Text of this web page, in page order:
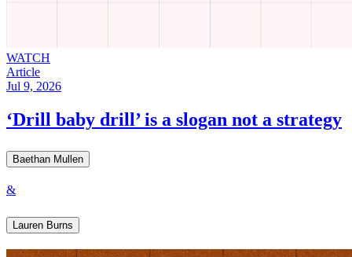
WATCH
Article
Jul 9, 2026
‘Drill baby drill’ is a slogan not a strategy​​​​‌ ‍ ​‍​‍‌‍ ‌ ​‍‌‍‍‌‌‍‌ ‌‍‍‌‌‍ ‍​‍​‍​ ‍‍​‍​‍‌ ​ ‌‍​‌‌‍ ‍‌‍‍‌‌ ‌​‌ ‍‌​‍ ‍‌‍‍‌‌‍ ​‍​‍​‍ ​​‍​‍‌‍‍​‌ ​‍‌‍‌‌‌‍‌‍​‍​‍​ ‍‍​‍​‍‌‍‍​‌ ‌​‌ ‌​‌ ​​​ ‍‍​‍ ​‍ ‌‍ ​‌‍ ‌‍​ ‌‍​‌‌‍ ​‌‍‍​‌‍ ‌ ​ ‌ ‌​​ ‍‍​ ​ ​ ​ ​ ​ ​ ​ ​‍ ‌‍‍‌‌‍ ‍‌ ‌​‌‍‌‌‌‍ ‍‌ ‌​​‍ ‌‍‌‌‌‍‌​‌‍‍‌‌ ‌​​‍ ‌‍ ‌‌‍ ‌‍‌​‌‍‌‌​ ‌‌ ​​‌ ​‍‌‍‌‌‌ ​ ‌‍‌‌‌‍ ‍‌ ‌​‌‍​‌‌ ‌​‌‍‍‌‌‍ ‌‍ ‍​ ‍ ‌‍‍‌‌‍‌​​ ‌‌‍​‍‌‍‌‌‌‍‌​‌‍​‍‌‍​‌​ ‌​‌‍​ ​ ​‌​‍ ‌​ ​​​ ​‍​ ‌​‌‍​‌​‍ ‌​ ‌​​ ‌‌​ ‍​​ ‌ ​‍ ‌​ ‍‌​ ​‍​ ​​‌‍‌​​‍ ‌​ ​‌​ ​‌​ ‍‌​ ‌ ​ ‌‌‌‍​ ‌‍​‌​ ​ ​ ‌​​ ‌​​ ​​​ ‌‍​ ‍ ‌ ‌​‌ ‍‌‌ ​​‌‍‌‌​ ‌‌‍ ‍‌‍‌‌‌ ‌ ‌ ​ ​ ‍ ‌ ​​‌‍​‌‌ ‌​‌‍‍​​ ‌‌ ‌​‌‍‍‌‌ ‌​‌‍ ​‌‍‌‌​ ‌‍​‍‌‍​‌‌ ​ ‌‍‌‌‌‌‌‌‌ ​‍‌‍ ​​ ‌‌‍‍​‌ ‌​‌ ‌​‌ ​​​‍‌‌​ ​ ‌​​‌​‍‌‌​ ​‍‌​‌‍​‍‌‌​ ​‍‌​‌‍‌‍ ​‌‍ ‌‍​ ‌‍​‌‌‍ ​‌‍‍​‌‍ ‌ ​ ‌ ‌​​‍‌‌​ ​ ‌​​‌​ ​ ​ ​ ​ ​ ​ ​ ​‍‌‍‌‍‍‌‌‍‌​​ ‌‌‍​‍‌‍‌‌‌‍‌​‌‍​‍‌‍​‌​ ‌​‌‍​ ​ ​‌​‍ ‌​ ​​​ ​‍​ ‌​‌‍​‌​‍ ‌​ ‌​​ ‌‌​ ‍​​ ‌ ​‍ ‌​ ‍‌​ ​‍​ ​​‌‍‌​​‍ ‌​ ​‌​ ​‌​ ‍‌​ ‌ ​ ‌‌‌‍​ ‌‍​‌​ ​ ​ ‌​​ ‌​​ ​​​ ‌‍​‍‌‍‌ ‌​‌ ‍‌‌ ​​‌‍‌‌​ ‌‌‍ ‍‌‍‌‌‌ ‌ ‌ ​ ​‍‌‍‌ ​​‌‍​‌‌ ‌​‌‍‍​​ ‌‌ ‌​‌‍‍‌‌ ‌​‌‍ ​‌‍‌‌​‍‌‍‌ ​​‌‍‌‌‌ ​‍‌ ​ ‌ ​​‌‍‌‌‌‍​ ‌ ‌​‌‍‍‌‌ ‌‍‌‍‌‌​ ‌‌ ​​‌ ‌‌‌‍​‍‌‍ ​‌‍‍‌‌ ​ ‌‍‍​‌‍‌‌‌‍‌​​‍​‍‌ ‌
Baethan Mullen​​​​‌ ‍ ​‍​‍‌‍ ‌ ​‍‌‍‍‌‌‍‌ ‌‍‍‌‌‍ ‍​‍​‍​ ‍‍​‍​‍‌ ​ ‌‍​‌‌‍ ‍‌‍‍‌‌ ‌​‌ ‍‌​‍ ‍‌‍‍‌‌‍ ​‍​‍​‍ ​​‍​‍‌‍‍​‌ ​‍‌‍‌‌‌‍‌‍​‍​‍​ ‍‍​‍​‍‌‍‍​‌ ‌​‌ ‌​‌ ​​​ ‍‍​‍ ​‍ ‌‍ ​‌‍ ‌‍​ ‌‍​‌‌‍ ​‌‍‍​‌‍ ‌ ​ ‌ ‌​​ ‍‍​ ​ ​ ​ ​ ​ ​ ​ ​‍ ‌‍‍‌‌‍ ‍‌ ‌​‌‍‌‌‌‍ ‍‌ ‌​​‍ ‌‍‌‌‌‍‌​‌‍‍‌‌ ‌​​‍ ‌‍ ‌‌‍ ‌‍‌​‌‍‌‌​ ‌‌ ​​‌ ​‍‌‍‌‌‌ ​ ‌‍‌‌‌‍ ‍‌ ‌​‌‍​‌‌ ‌​‌‍‍‌‌‍ ‌‍ ‍​ ‍ ‌‍‍‌‌‍‌​​ ‌​ ​‍‌‍​‍​ ‌​​ ​‌​ ​‍‌‍​‍‌‍​‌‌‍​‌​‍ ‌​ ‍​​ ​​​ ‍‌​ ​‍​‍ ‌​ ‌​‌‍​‍​ ‍​​ ‌ ​‍ ‌‌‍​‍‌‍‌​‌‍‌‌​ ‌‌​‍ ‌​ ​ ‌‍‌​‌‍​‌​ ‌​​ ‌‌​ ​‍​ ‍​​ ‍‌​ ‍‌​ ​ ​ ​ ​ ‍‌​ ‍ ‌ ‌​‌ ‍‌‌ ​​‌‍‌‌​ ‌‌‍​‌‌ ‌‌‌ ‌​‌‍‍​‌‍ ‌ ​‍​ ‍ ‌ ​​‌‍​‌‌ ‌​‌‍‍​​ ‌‌‍ ‍‌‍​‌‌‍ ‌‌‍‌‌​ ‌‍​‍‌‍​‌‌ ​ ‌‍‌‌‌‌‌‌‌ ​‍‌‍ ​​ ‌‌‍‍​‌ ‌​‌ ‌​‌ ​​​‍‌‌​ ​ ‌​​‌​‍‌‌​ ​‍‌​‌‍​‍‌‌​ ​‍‌​‌‍‌‍ ​‌‍ ‌‍​ ‌‍​‌‌‍ ​‌‍‍​‌‍ ‌ ​ ‌ ‌​​‍‌‌​ ​ ‌​​‌​ ​ ​ ​ ​ ​ ​ ​ ​‍‌‍‌‍‍‌‌‍‌​​ ‌​ ​‍‌‍​‍​ ‌​​ ​‌​ ​‍‌‍​‍‌‍​‌‌‍​‌​‍ ‌​ ‍​​ ​​​ ‍‌​ ​‍​‍ ‌​ ‌​‌‍​‍​ ‍​​ ‌ ​‍ ‌‌‍​‍‌‍‌​‌‍‌‌​ ‌‌​‍ ‌​ ​ ‌‍‌​‌‍​‌​ ‌​​ ‌‌​ ​‍​ ‍​​ ‍‌​ ‍‌​ ​ ​ ​ ​ ‍‌​‍‌‍‌ ‌​‌ ‍‌‌ ​​‌‍‌‌​ ‌‌‍​‌‌ ‌‌‌ ‌​‌‍‍​‌‍ ‌ ​‍​‍‌‍‌ ​​‌‍​‌‌ ‌​‌‍‍​​ ‌‌‍ ‍‌‍​‌‌‍ ‌‌‍‌‌​‍‌‍‌ ​​‌‍‌‌‌ ​‍‌ ​ ‌ ​​‌‍‌‌‌‍​ ‌ ‌​‌‍‍‌‌ ‌‍‌‍‌‌​ ‌‌ ​​‌ ‌‌‌‍​‍‌‍ ​‌‍‍‌‌ ​ ‌‍‍​‌‍‌‌‌‍‌​​‍​‍‌ ‌
&
Lauren Burns​​​​‌ ‍ ​‍​‍‌‍ ‌ ​‍‌‍‍‌‌‍‌ ‌‍‍‌‌‍ ‍​‍​‍​ ‍‍​‍​‍‌ ​ ‌‍​‌‌‍ ‍‌‍‍‌‌ ‌​‌ ‍‌​‍ ‍‌‍‍‌‌‍ ​‍​‍​‍ ​​‍​‍‌‍‍​‌ ​‍‌‍‌‌‌‍‌‍​‍​‍​ ‍‍​‍​‍‌‍‍​‌ ‌​‌ ‌​‌ ​​​ ‍‍​‍ ​‍ ‌‍ ​‌‍ ‌‍​ ‌‍​‌‌‍ ​‌‍‍​‌‍ ‌ ​ ‌ ‌​​ ‍‍​ ​ ​ ​ ​ ​ ​ ​ ​‍ ‌‍‍‌‌‍ ‍‌ ‌​‌‍‌‌‌‍ ‍‌ ‌​​‍ ‌‍‌‌‌‍‌​‌‍‍‌‌ ‌​​‍ ‌‍ ‌‌‍ ‌‍‌​‌‍‌‌​ ‌‌ ​​‌ ​‍‌‍‌‌‌ ​ ‌‍‌‌‌‍ ‍‌ ‌​‌‍​‌‌ ‌​‌‍‍‌‌‍ ‌‍ ‍​ ‍ ‌‍‍‌‌‍‌​​ ‌​ ​‌​ ‌ ‌‍‌‍​ ‍​‌‍‌‍​ ​‌​ ​​‌‍​ ​‍ ‌‌‍​‌​ ​​​ ‌‌​ ​ ​‍ ‌​ ‌​​ ‌‌​ ‌‌​ ​‍​‍ ‌​ ‍​‌‍​‌‌‍‌​‌‍‌‌​‍ ‌‌‍‌‌‌‍‌​‌‍​‍​ ‌‌‌‍​ ​ ​ ​ ‍​​ ‌‍​ ‌​​ ‌ ‌‍​‍‌‍​ ​ ‍ ‌ ‌​‌ ‍‌‌ ​​‌‍‌‌​ ‌‌‍​‌‌ ‌‌‌ ‌​‌‍‍​‌‍ ‌ ​‍​ ‍ ‌ ​​‌‍​‌‌ ‌​‌‍‍​​ ‌‌‍ ‍‌‍​‌‌‍ ‌‌‍‌‌​ ‌‍​‍‌‍​‌‌ ​ ‌‍‌‌‌‌‌‌‌ ​‍‌‍ ​​ ‌‌‍‍​‌ ‌​‌ ‌​‌ ​​​‍‌‌​ ​ ‌​​‌​‍‌‌​ ​‍‌​‌‍​‍‌‌​ ​‍‌​‌‍‌‍ ​‌‍ ‌‍​ ‌‍​‌‌‍ ​‌‍‍​‌‍ ‌ ​ ‌ ‌​​‍‌‌​ ​ ‌​​‌​ ​ ​ ​ ​ ​ ​ ​ ​‍‌‍‌‍‍‌‌‍‌​​ ‌​ ​‌​ ‌ ‌‍‌‍​ ‍​‌‍‌‍​ ​‌​ ​​‌‍​ ​‍ ‌‌‍​‌​ ​​​ ‌‌​ ​ ​‍ ‌​ ‌​​ ‌‌​ ‌‌​ ​‍​‍ ‌​ ‍​‌‍​‌‌‍‌​‌‍‌‌​‍ ‌‌‍‌‌‌‍‌​‌‍​‍​ ‌‌‌‍​ ​ ​ ​ ‍​​ ‌‍​ ‌​​ ‌ ‌‍​‍‌‍​ ​‍‌‍‌ ‌​‌ ‍‌‌ ​​‌‍‌‌​ ‌‌‍​‌‌ ‌‌‌ ‌​‌‍‍​‌‍ ‌ ​‍​‍‌‍‌ ​​‌‍​‌‌ ‌​‌‍‍​​ ‌‌‍ ‍‌‍​‌‌‍ ‌‌‍‌‌​‍‌‍‌ ​​‌‍‌‌‌ ​‍‌ ​ ‌ ​​‌‍‌‌‌‍​ ‌ ‌​‌‍‍‌‌ ‌‍‌‍‌‌​ ‌‌ ​​‌ ‌‌‌‍​‍‌‍ ​‌‍‍‌‌ ​ ‌‍‍​‌‍‌‌‌‍‌​​‍​‍‌ ‌